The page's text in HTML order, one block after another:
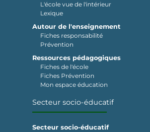
L'école vue de l'intérieur
Lexique
Autour de l'enseignement
Fiches responsabilité
Prévention
Ressources pédagogiques
Fiches de l'école
Fiches Prévention
Mon espace éducation
Secteur socio-éducatif
Secteur socio-éducatif